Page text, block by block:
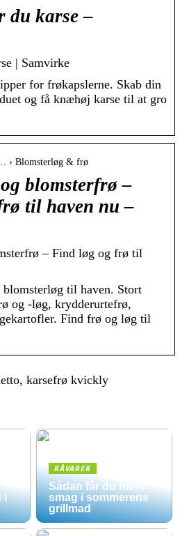
du karse –
| Samvirke
for frøkapslerne. Skab din
og få knæhøj karse til at gro
› Blomsterløg & frø
blomsterfrø –
til haven nu –
– Find løg og frø til
til haven. Stort
og -løg, krydderurtefrø,
Find frø og løg til
karsefrø kvickly
i
RÅVARER
Sådan får du mere
smag i sommerens
grillmad